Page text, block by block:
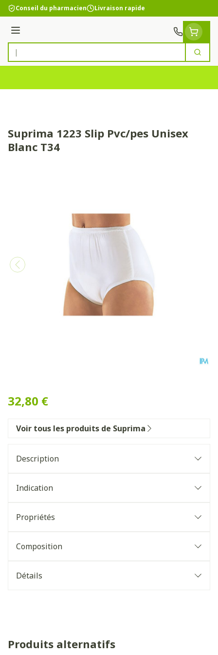
Aller au contenu
Conseil du pharmacien Livraison rapide
Menu
Rechercher
Suprima 1223 Slip Pvc/pes Unisex
Blanc T34
32,80 €
Voir tous les produits de Suprima
Description
Indication
Propriétés
Composition
Détails
Produits alternatifs